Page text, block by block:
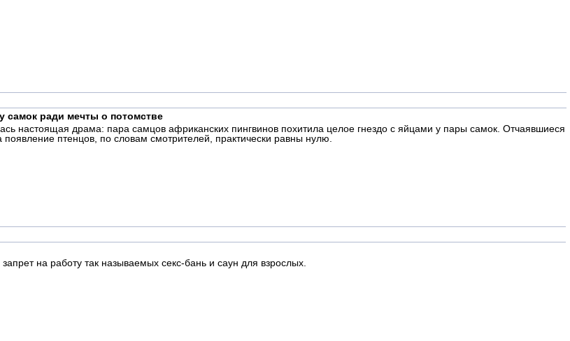
самок ради мечты о потомстве
настоящая драма: пара самцов африканских пингвинов похитила целое гнездо с яйцами у пары самок. Отчаявшиеся
птенцов, по словам смотрителей, практически равны нулю.
на работу так называемых секс-бань и саун для взрослых.